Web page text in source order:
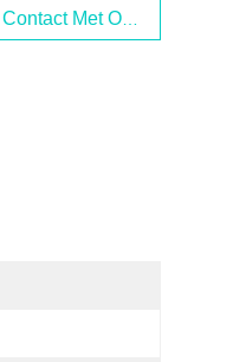
Met Ons Op